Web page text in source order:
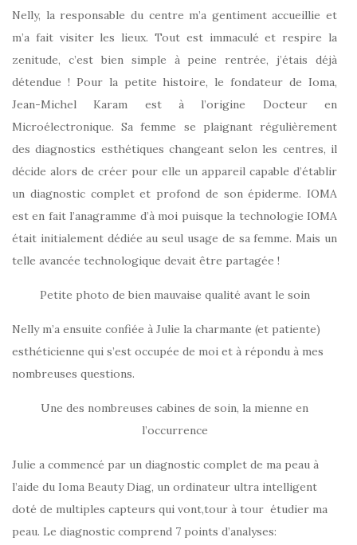
Nelly, la responsable du centre m’a gentiment accueillie et
m’a fait visiter les lieux. Tout est immaculé et respire la
zenitude, c’est bien simple à peine rentrée, j’étais déjà
détendue ! Pour la petite histoire, le fondateur de Ioma,
Jean-Michel Karam est à l’origine Docteur en
Microélectronique. Sa femme se plaignant régulièrement
des diagnostics esthétiques changeant selon les centres, il
décide alors de créer pour elle un appareil capable d’établir
un diagnostic complet et profond de son épiderme. IOMA
est en fait l’anagramme d’à moi puisque la technologie IOMA
était initialement dédiée au seul usage de sa femme. Mais un
telle avancée technologique devait être partagée !
Petite photo de bien mauvaise qualité avant le soin
Nelly m’a ensuite confiée à Julie la charmante (et patiente)
esthéticienne qui s’est occupée de moi et à répondu à mes
nombreuses questions.
Une des nombreuses cabines de soin, la mienne en
l’occurrence
Julie a commencé par un diagnostic complet de ma peau à
l’aide du Ioma Beauty Diag, un ordinateur ultra intelligent
doté de multiples capteurs qui vont,tour à tour étudier ma
peau. Le diagnostic comprend 7 points d’analyses: